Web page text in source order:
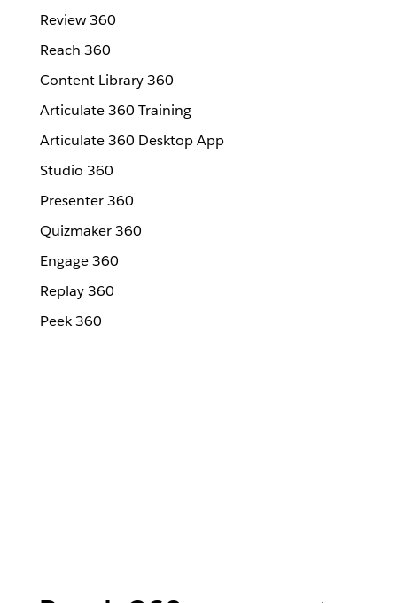
Review 360
Reach 360
Content Library 360
Articulate 360 Training
Articulate 360 Desktop App
Studio 360
Presenter 360
Quizmaker 360
Engage 360
Replay 360
Peek 360